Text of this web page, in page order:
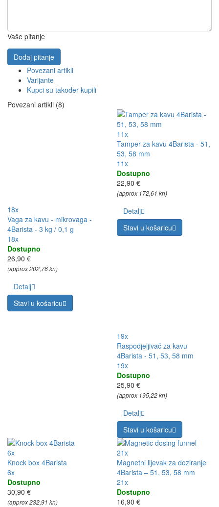
Vaše pitanje
Dodaj pitanje
Povezani artikli
Varijante
Kupci su također kupili
Povezani artikli (8)
18x
Vaga za kavu - mikrovaga -
4Barista - 3 kg / 0,1 g
18x
Dostupno
26,90 €
(approx 202,76 kn)
Detalj
Stavi u košaricu
11x
Tamper za kavu 4Barista - 51,
53, 58 mm
11x
Dostupno
22,90 €
(approx 172,61 kn)
Detalj
Stavi u košaricu
19x
Raspodjeljivač za kavu
4Barista - 51, 53, 58 mm
19x
Dostupno
25,90 €
(approx 195,22 kn)
Detalj
Stavi u košaricu
6x
Knock box 4Barista
6x
Dostupno
30,90 €
(approx 232,91 kn)
21x
Magnetni lijevak za doziranje
4Barista – 51, 53, 58 mm
21x
Dostupno
16,90 €